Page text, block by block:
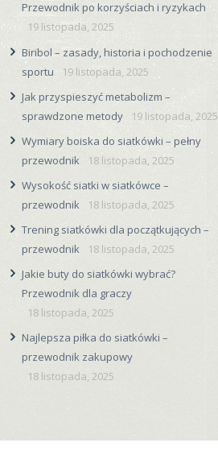
Przewodnik po korzyściach i ryzykach
19 listopada, 2025
Biribol – zasady, historia i pochodzenie
sportu
19 listopada, 2025
Jak przyspieszyć metabolizm –
sprawdzone metody
19 listopada, 2025
Wymiary boiska do siatkówki – pełny
przewodnik
18 listopada, 2025
Wysokość siatki w siatkówce –
przewodnik
18 listopada, 2025
Trening siatkówki dla początkujących –
przewodnik
18 listopada, 2025
Jakie buty do siatkówki wybrać?
Przewodnik dla graczy
18 listopada, 2025
Najlepsza piłka do siatkówki –
przewodnik zakupowy
18 listopada, 2025